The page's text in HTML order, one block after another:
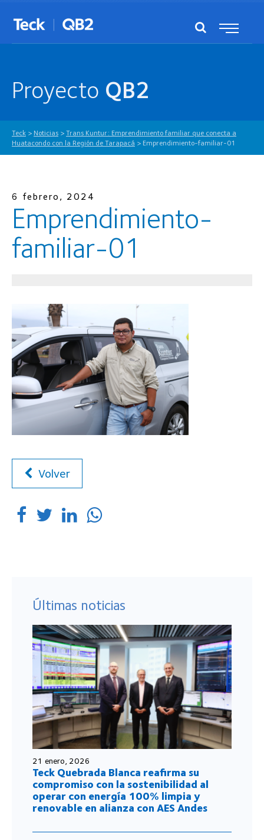
Proyecto QB2
Teck > Noticias > Trans Kuntur: Emprendimiento familiar que conecta a
Huatacondo con la Región de Tarapacá > Emprendimiento-familiar-01
6 febrero, 2024
Emprendimiento-
familiar-01
Volver
Últimas noticias
21 enero, 2026
Teck Quebrada Blanca reafirma su
compromiso con la sostenibilidad al
operar con energía 100% limpia y
renovable en alianza con AES Andes